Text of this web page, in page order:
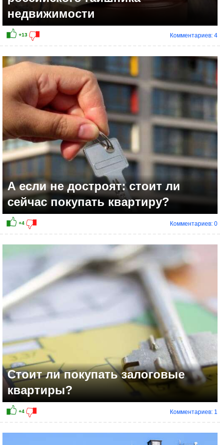
+20
недвижимости
Комментариев: 4
А если не достроят: стоит ли
сейчас покупать квартиру?
Комментариев: 0
Стоит ли покупать залоговые
квартиры?
Комментариев: 1